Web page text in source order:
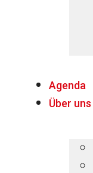
Agenda
Über uns